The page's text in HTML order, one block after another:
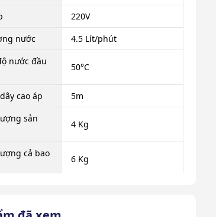
220V
nước
4.5 Lít/phút
nước đầu
50°C
cao áp
5m
sản
4 Kg
cả bao
6 Kg